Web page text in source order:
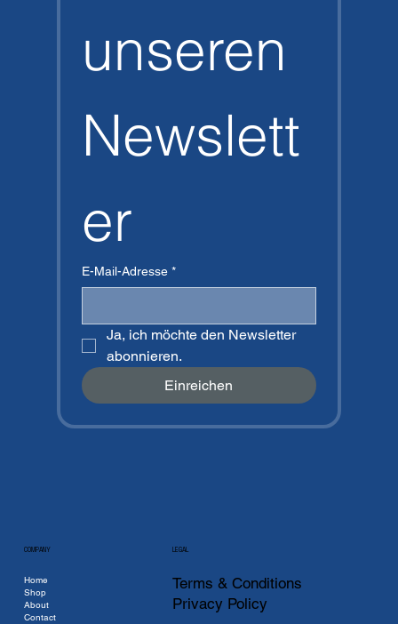
unseren
Newslett
er
E-Mail-Adresse *
Ja, ich möchte den Newsletter
abonnieren.
Einreichen
COMPANY
Home
Shop
About
Contact
LEGAL
Terms & Conditions
Privacy Policy